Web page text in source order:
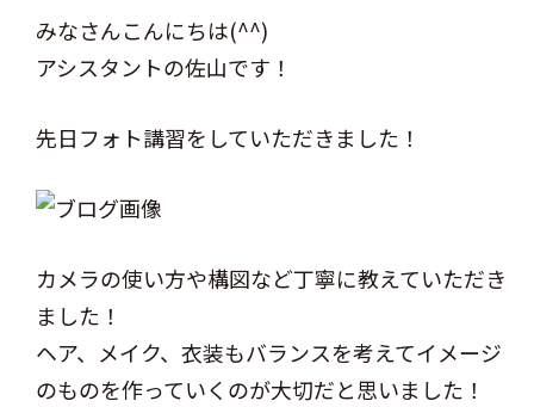
みなさんこんにちは(^^)
アシスタントの佐山です！
先日フォト講習をしていただきました！
カメラの使い方や構図など丁寧に教えていただき
ました！
ヘア、メイク、衣装もバランスを考えてイメージ
のものを作っていくのが大切だと思いました！